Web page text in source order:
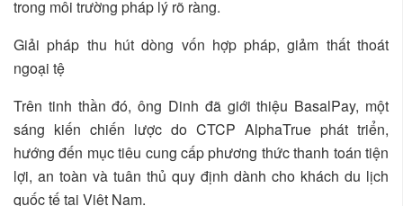
trong môi trường pháp lý rõ ràng.
Giải pháp thu hút dòng vốn hợp pháp, giảm thất thoát
ngoại tệ
Trên tinh thần đó, ông Dinh đã giới thiệu BasalPay, một
sáng kiến chiến lược do CTCP AlphaTrue phát triển,
hướng đến mục tiêu cung cấp phương thức thanh toán tiện
lợi, an toàn và tuân thủ quy định dành cho khách du lịch
quốc tế tại Việt Nam.